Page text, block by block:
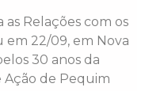
Relações com os
em 22/09, em Nova
30 anos da
Ação de Pequim